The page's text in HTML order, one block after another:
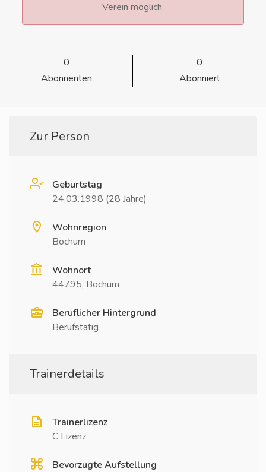
Verein möglich.
0
Abonnenten
0
Abonniert
Zur Person
Geburtstag
24.03.1998 (28 Jahre)
Wohnregion
Bochum
Wohnort
44795, Bochum
Beruflicher Hintergrund
Berufstätig
Trainerdetails
Trainerlizenz
C Lizenz
Bevorzugte Aufstellung